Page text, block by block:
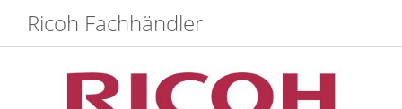
Ricoh Fachhändler